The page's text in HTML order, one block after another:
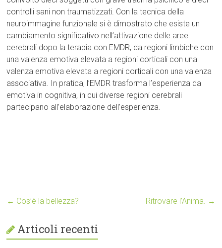
controlli sani non traumatizzati. Con la tecnica della
neuroimmagine funzionale si è dimostrato che esiste un
cambiamento significativo nell’attivazione delle aree
cerebrali dopo la terapia con EMDR, da regioni limbiche con
una valenza emotiva elevata a regioni corticali con una
valenza emotiva elevata a regioni corticali con una valenza
associativa. In pratica, l’EMDR trasforma l’esperienza da
emotiva in cognitiva, in cui diverse regioni cerebrali
partecipano all’elaborazione dell’esperienza.
← Cos’è la bellezza? Ritrovare l’Anima. →
Articoli recenti